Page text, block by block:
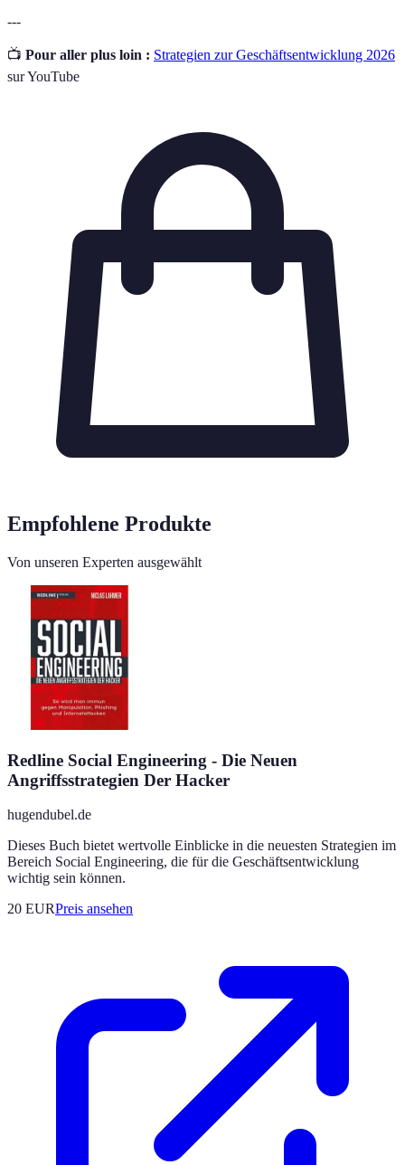
---
📺 Pour aller plus loin : Strategien zur Geschäftsentwicklung 2026
sur YouTube
Empfohlene Produkte
Von unseren Experten ausgewählt
Redline Social Engineering - Die Neuen
Angriffsstrategien Der Hacker
hugendubel.de
Dieses Buch bietet wertvolle Einblicke in die neuesten Strategien im
Bereich Social Engineering, die für die Geschäftsentwicklung
wichtig sein können.
20 EURPreis ansehen